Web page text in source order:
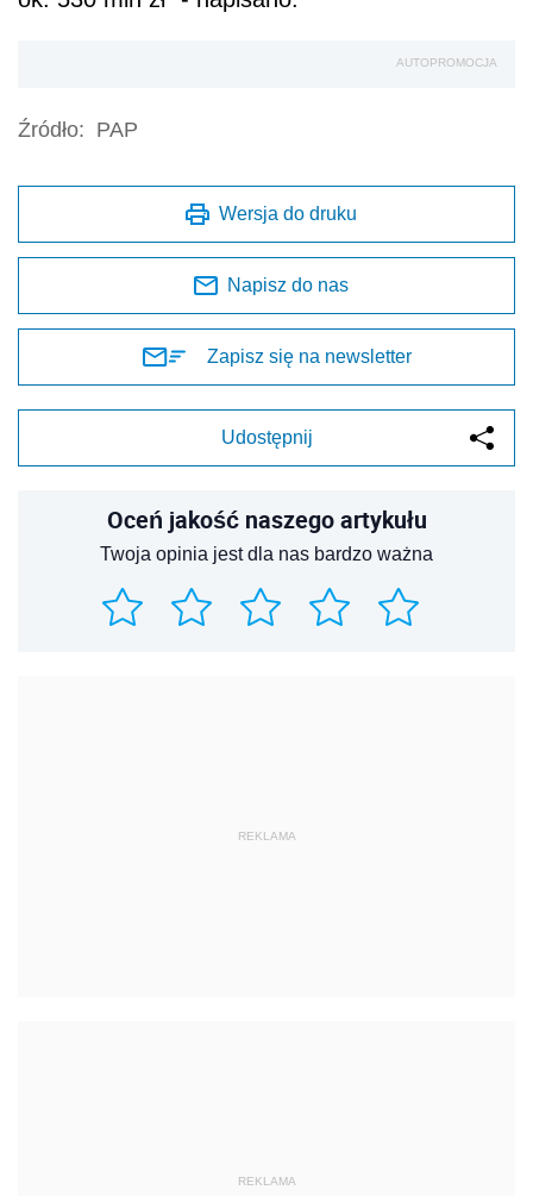
AUTOPROMOCJA
Źródło: PAP
Wersja do druku
Napisz do nas
Zapisz się na newsletter
Udostępnij
Oceń jakość naszego artykułu
Twoja opinia jest dla nas bardzo ważna
REKLAMA
REKLAMA